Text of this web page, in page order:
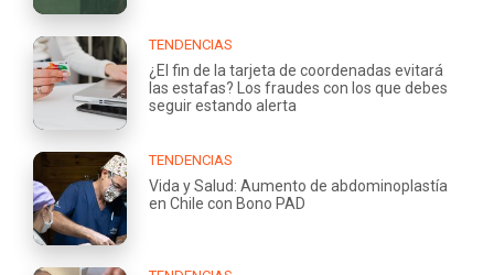
TENDENCIAS
¿El fin de la tarjeta de coordenadas evitará
las estafas? Los fraudes con los que debes
seguir estando alerta
TENDENCIAS
Vida y Salud: Aumento de abdominoplastía
en Chile con Bono PAD